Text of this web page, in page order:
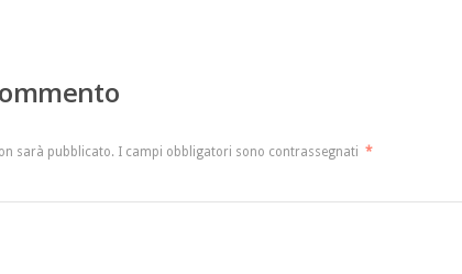
sarà pubblicato. I campi obbligatori sono contrassegnati *